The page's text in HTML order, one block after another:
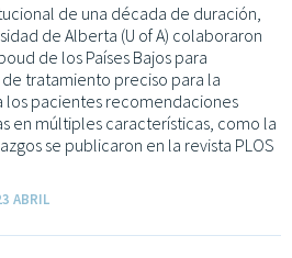
de una década de duración,
de Alberta (U of A) colaboraron
de los Países Bajos para
tratamiento preciso para la
los pacientes recomendaciones
en múltiples características, como la
se publicaron en la revista PLOS
ABRIL